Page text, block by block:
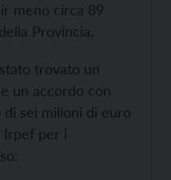
meno circa 89
Provincia.
trovato un
un accordo con
sei milioni di euro
Irpef per i